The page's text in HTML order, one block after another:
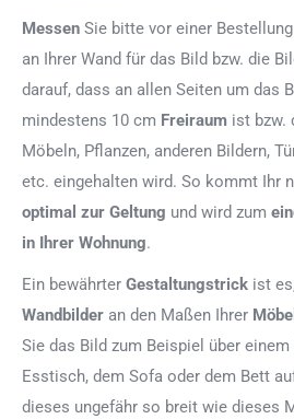
Messen Sie bitte vor einer
an Ihrer Wand für das Bild bzw. die
darauf, dass an allen Seiten um das
mindestens 10 cm Freiraum ist bzw.
Möbeln, Pflanzen, anderen Bildern,
etc. eingehalten wird. So kommt Ihr
optimal zur Geltung und wird zum
in Ihrer Wohnung.
Ein bewährter Gestaltungstrick ist
Wandbilder an den Maßen Ihrer
Sie das Bild zum Beispiel über einem
Esstisch, dem Sofa oder dem Bett
dieses ungefähr so breit wie dieses